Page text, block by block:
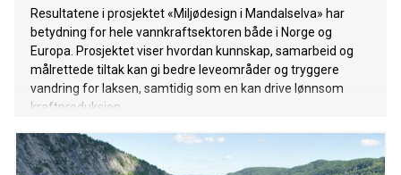
Resultatene i prosjektet «Miljødesign i Mandalselva» har
betydning for hele vannkraftsektoren både i Norge og
Europa. Prosjektet viser hvordan kunnskap, samarbeid og
målrettede tiltak kan gi bedre leveområder og tryggere
vandring for laksen, samtidig som en kan drive lønnsom
kraftproduksjon.